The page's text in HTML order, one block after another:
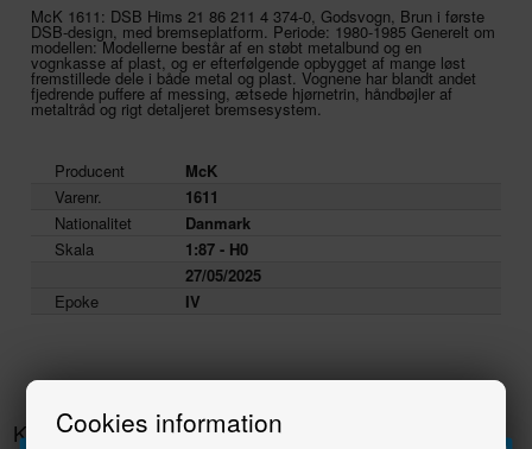
Cookies information
McK 1611: DSB Hims 21 86 211 4 374-0, Godsvogn, Brun i første
DSB-design, med bremseplatform. Periode: 1980-1985 Generelt om
modellen: Modellerne består af en støbt metalbund og en
vognkasse af plast, og er efterfølgende opbygget af mange løst
fremstillede dele i både metal og plast. Vognene har blandt andet
fjedrende puffere af messing, ætsede hjørnetrin, håndbøjler af
metaltråd og rigt detaljeret bremsesystem.
Producent
McK
Varenr.
1611
Nationalitet
Danmark
Skala
1:87 - H0
27/05/2025
Epoke
IV
Kunder købte også